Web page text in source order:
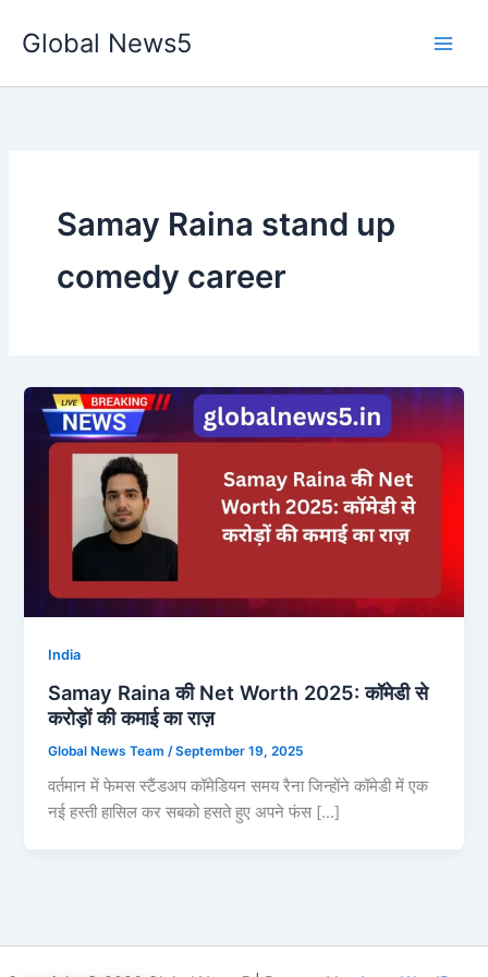
Global News5
Samay Raina stand up
comedy career
India
Samay Raina की Net Worth 2025: कॉमेडी से
करोड़ों की कमाई का राज़
Global News Team /September 19, 2025
वर्तमान में फेमस स्टैंडअप कॉमेडियन समय रैना जिन्होंने कॉमेडी में एक
नई हस्ती हासिल कर सबको हसते हुए अपने फंस […]